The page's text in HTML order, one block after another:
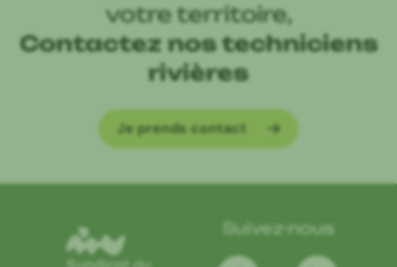
votre territoire,
Contactez nos techniciens
rivières
Je prends contact
Suivez-nous